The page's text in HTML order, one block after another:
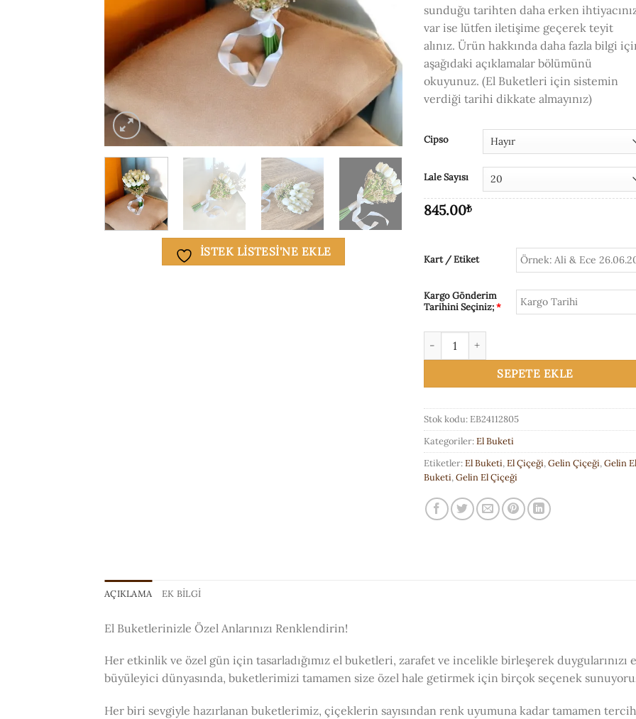
ISTEK LISTESI'NE EKLE
sunduğu tarihten daha erken
var ise lütfen iletişime geçerek teyit
alınız. Ürün hakkında daha fazla bilgi
aşağıdaki açıklamalar bölümünü
okuyunuz. (El Buketleri için sistemin
verdiği tarihi dikkate almayınız)
Cipso
Lale Sayısı
845.00₺
Kart / Etiket
Kargo Gönderim
Tarihini Seçiniz;*
Lale El Buketi adet
SEPETE EKLE
Stok kodu: EB24112805
Kategoriler:El Buketi
Etiketler:El Buketi,El Çiçeği,Gelin Çiçeği,Gelin El
Buketi,Gelin El Çiçeği
AÇIKLAMA EK BILGI
El Buketlerinizle Özel Anlarınızı Renklendirin!
Her etkinlik ve özel gün için tasarladığımız el buketleri, zarafet ve incelikle birleşerek
büyüleyici dünyasında, buketlerimizi tamamen size özel hale getirmek için birçok seçenek
Her biri sevgiyle hazırlanan buketlerimiz, çiçeklerin sayısından renk uyumuna kadar tamamen